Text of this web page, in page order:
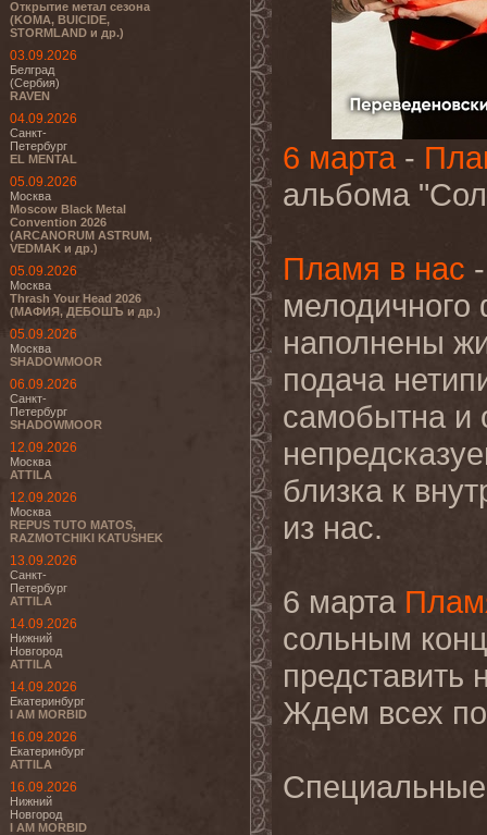
Открытие метал сезона
(KOMA, BUICIDE,
STORMLAND и др.)
03.09.2026
Белград
(Сербия)
RAVEN
04.09.2026
Санкт-
Петербург
EL MENTAL
05.09.2026
Москва
Moscow Black Metal
Convention 2026
(ARCANORUM ASTRUM,
VEDMAK и др.)
05.09.2026
Москва
Thrash Your Head 2026
(МАФИЯ, ДЕБОШЪ и др.)
05.09.2026
Москва
SHADOWMOOR
06.09.2026
Санкт-
Петербург
SHADOWMOOR
12.09.2026
Москва
ATTILA
12.09.2026
Москва
REPUS TUTO MATOS,
RAZMOTCHIKI KATUSHEK
13.09.2026
Санкт-
Петербург
ATTILA
14.09.2026
Нижний
Новгород
ATTILA
14.09.2026
Екатеринбург
I AM MORBID
16.09.2026
Екатеринбург
ATTILA
16.09.2026
Нижний
Новгород
I AM MORBID
6 марта -
альбома
Пламя в нас
мелодичного
наполнены
подача
самобытна и
близка к
из нас.
6 марта
сольным
представить
Ждем всех
Специальные